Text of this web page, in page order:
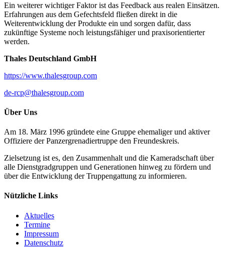
Ein weiterer wichtiger Faktor ist das Feedback aus realen Einsätzen.
Erfahrungen aus dem Gefechtsfeld fließen direkt in die
Weiterentwicklung der Produkte ein und sorgen dafür, dass
zukünftige Systeme noch leistungsfähiger und praxisorientierter
werden.
Thales Deutschland GmbH
https://www.thalesgroup.com
de-rcp@thalesgroup.com
Über Uns
Am 18. März 1996 gründete eine Gruppe ehemaliger und aktiver
Offiziere der Panzergrenadiertruppe den Freundeskreis.
Zielsetzung ist es, den Zusammenhalt und die Kameradschaft über
alle Dienstgradgruppen und Generationen hinweg zu fördern und
über die Entwicklung der Truppengattung zu informieren.
Nützliche Links
Aktuelles
Termine
Impressum
Datenschutz